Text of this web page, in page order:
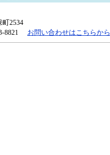
町2534
8821 お問い合わせはこちらから